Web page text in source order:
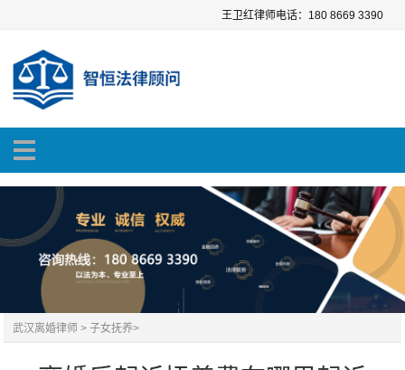
王卫红律师电话：180 8669 3390
武汉离婚律师 >子女抚养>